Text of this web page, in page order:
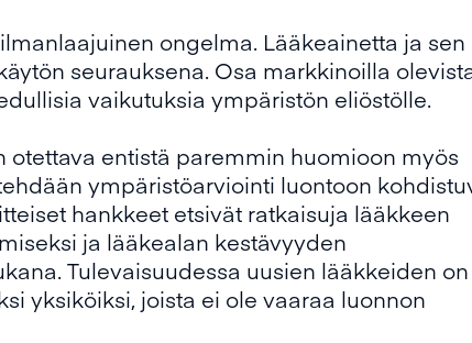
ongelma. Lääkeainetta ja sen
seurauksena. Osa markkinoilla
vaikutuksia ympäristön eliöstölle.
entistä paremmin huomioon myös
ympäristöarviointi luontoon
hankkeet etsivät ratkaisuja lääkkeen
ja lääkealan kestävyyden
Tulevaisuudessa uusien lääkkeiden on
yksiköiksi, joista ei ole vaaraa luonnon